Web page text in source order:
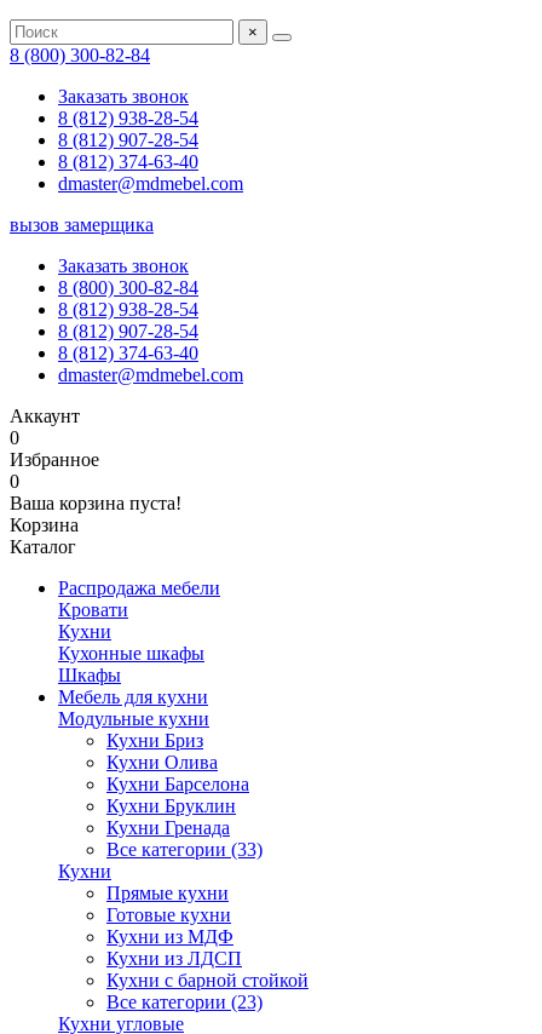
×
8 (800) 300-82-84
Заказать звонок
8 (812) 938-28-54
8 (812) 907-28-54
8 (812) 374-63-40
dmaster@mdmebel.com
вызов замерщика
Заказать звонок
8 (800) 300-82-84
8 (812) 938-28-54
8 (812) 907-28-54
8 (812) 374-63-40
dmaster@mdmebel.com
Аккаунт
0
Избранное
0
Ваша корзина пуста!
Корзина
Каталог
Распродажа мебели
Кровати
Кухни
Кухонные шкафы
Шкафы
Мебель для кухни
Модульные кухни
Кухни Бриз
Кухни Олива
Кухни Барселона
Кухни Бруклин
Кухни Гренада
Все категории (33)
Кухни
Прямые кухни
Готовые кухни
Кухни из МДФ
Кухни из ЛДСП
Кухни с барной стойкой
Все категории (23)
Кухни угловые